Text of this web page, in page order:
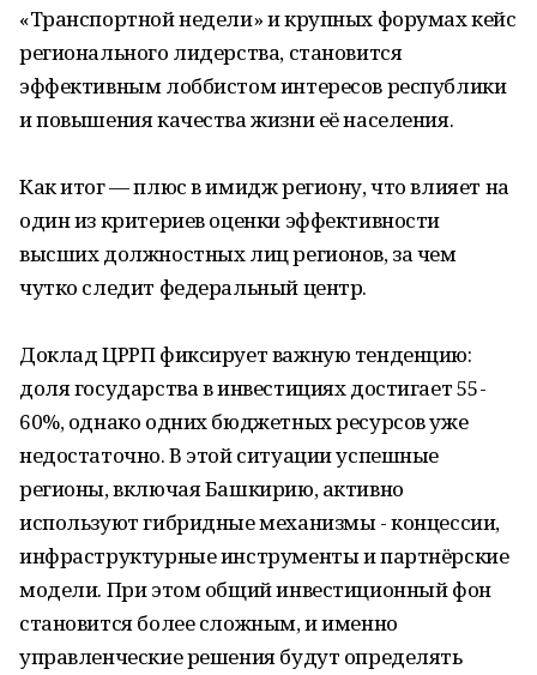
«Транспортной недели» и крупных форумах кейс
регионального лидерства, становится
эффективным лоббистом интересов республики
и повышения качества жизни её населения.
Как итог — плюс в имидж региону, что влияет на
один из критериев оценки эффективности
высших должностных лиц регионов, за чем
чутко следит федеральный центр.
Доклад ЦРРП фиксирует важную тенденцию:
доля государства в инвестициях достигает 55-
60%, однако одних бюджетных ресурсов уже
недостаточно. В этой ситуации успешные
регионы, включая Башкирию, активно
используют гибридные механизмы - концессии,
инфраструктурные инструменты и партнёрские
модели. При этом общий инвестиционный фон
становится более сложным, и именно
управленческие решения будут определять